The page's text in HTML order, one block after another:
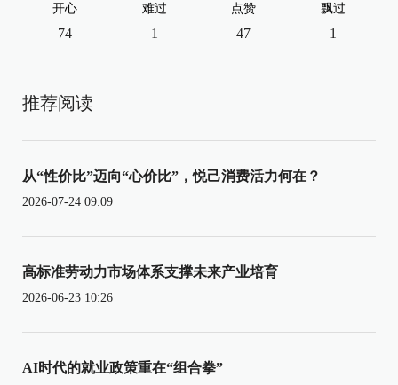
开心
74
难过
1
点赞
47
飘过
1
推荐阅读
从“性价比”迈向“心价比”，悦己消费活力何在？
2026-07-24 09:09
高标准劳动力市场体系支撑未来产业培育
2026-06-23 10:26
AI时代的就业政策重在“组合拳”